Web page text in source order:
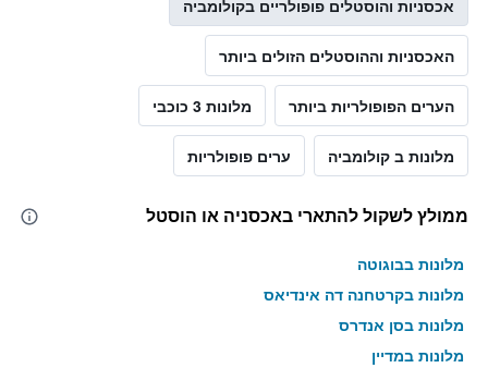
אכסניות והוסטלים פופולריים בקולומביה
האכסניות וההוסטלים הזולים ביותר
הערים הפופולריות ביותר מלונות 3 כוכבי
מלונות ב קולומביה ערים פופולריות
ממולץ לשקול להתארי באכסניה או הוסטל
מלונות בבוגוטה
מלונות בקרטחנה דה אינדיאס
מלונות בסן אנדרס
מלונות במדיין